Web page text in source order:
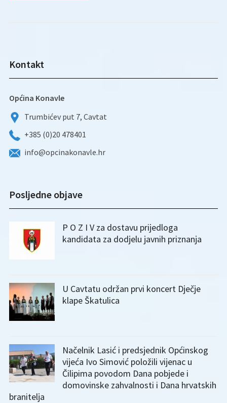
Kontakt
Općina Konavle
Trumbićev put 7, Cavtat
+385 (0)20 478401
info@opcinakonavle.hr
Posljedne objave
P O Z I V za dostavu prijedloga
kandidata za dodjelu javnih priznanja
U Cavtatu održan prvi koncert Dječje
klape Škatulica
Načelnik Lasić i predsjednik Općinskog
vijeća Ivo Simović položili vijenac u
Čilipima povodom Dana pobjede i
domovinske zahvalnosti i Dana hrvatskih
branitelja